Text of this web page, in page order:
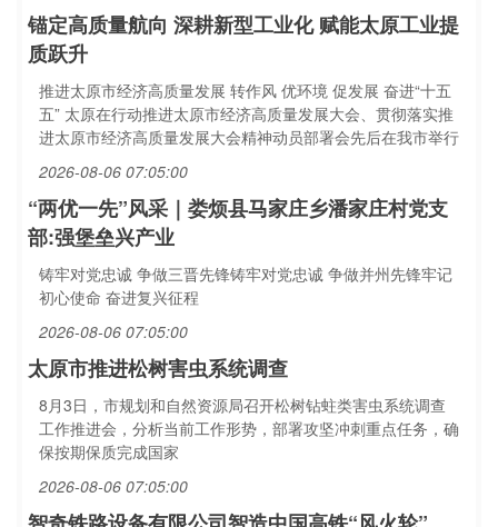
锚定高质量航向 深耕新型工业化 赋能太原工业提
质跃升
推进太原市经济高质量发展 转作风 优环境 促发展 奋进“十五
五” 太原在行动推进太原市经济高质量发展大会、贯彻落实推
进太原市经济高质量发展大会精神动员部署会先后在我市举行
2026-08-06 07:05:00
“两优一先”风采｜娄烦县马家庄乡潘家庄村党支
部:强堡垒兴产业
铸牢对党忠诚 争做三晋先锋铸牢对党忠诚 争做并州先锋牢记
初心使命 奋进复兴征程
2026-08-06 07:05:00
太原市推进松树害虫系统调查
8月3日，市规划和自然资源局召开松树钻蛀类害虫系统调查
工作推进会，分析当前工作形势，部署攻坚冲刺重点任务，确
保按期保质完成国家
2026-08-06 07:05:00